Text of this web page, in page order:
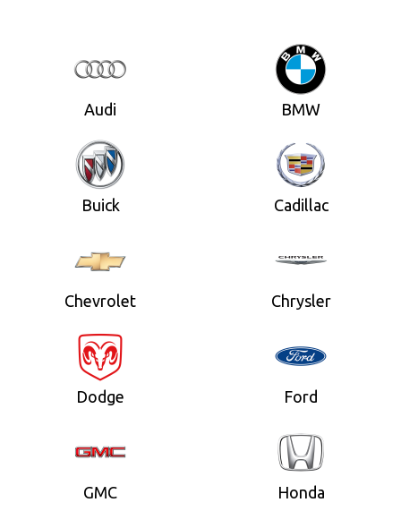
Audi BMW
Buick Cadillac
Chevrolet Chrysler
Dodge Ford
GMC Honda